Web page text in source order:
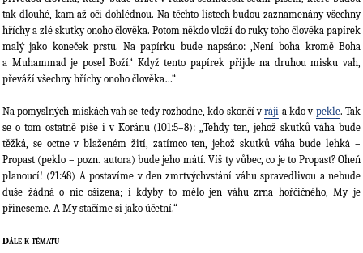
tak dlouhé, kam až oči dohlédnou. Na těchto listech budou zaznamenány všechny
hříchy a zlé skutky onoho člověka. Potom někdo vloží do ruky toho člověka papírek
malý jako koneček prstu. Na papírku bude napsáno: ‚Není boha kromě Boha
a Muhammad je posel Boží.‘ Když tento papírek přijde na druhou misku vah,
převáží všechny hříchy onoho člověka…“
Na pomyslných miskách vah se tedy rozhodne, kdo skončí vráji a kdo v pekle. Tak
se o tom ostatně píše i v Koránu (101:5–8): „Tehdy ten, jehož skutků váha bude
těžká, se octne v blaženém žití, zatímco ten, jehož skutků váha bude lehká –
Propast (peklo – pozn. autora) bude jeho mátí. Víš ty vůbec, co je to Propast? Oheň
planoucí! (21:48) A postavíme v den zmrtvýchvstání váhu spravedlivou a nebude
duše žádná o nic ošizena; i kdyby to mělo jen váhu zrna hořčičného, My je
přineseme. A My stačíme si jako účetní.“
Dále k tématu